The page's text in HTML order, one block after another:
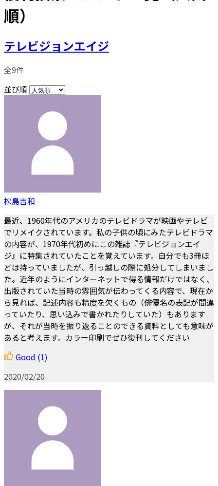
順）
テレビジョンエイジ
全9件
並び順
松島吉和
最近、1960年代のアメリカのテレビドラマが映画やテレビ
でリメイクされています。私の子供の頃にみたテレビドラマ
の内容が、1970年代初めにこの雑誌『テレビジョンエイ
ジ』に特集されていたことを覚えています。自分でも3冊ほ
どは持っていましたが、引っ越しの際に処分してしまいまし
た。近年のようにインターネットで得る情報だけではなく、
出版されていた当時の雰囲気が伝わってくる内容で、現在か
ら見れば、記述内容も精度を欠くもの（俳優名の表記が間違
っていたり、思い込みで書かれたりしていた）もあります
が、それが当時を振り返ることのできる資料としても意味が
あると考えます。カラー印刷でぜひ復刊してください
Good (1)
2020/02/20